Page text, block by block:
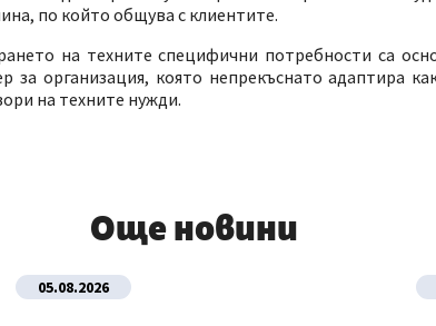
по който общува с клиентите.
на техните специфични потребности са
организация, която непрекъснато адаптира
на техните нужди.
Още новини
05.08.2026